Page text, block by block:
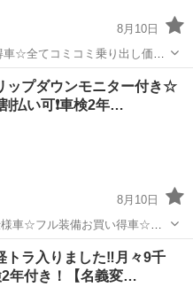
8月10日
☆全てコミコミ乗り出し価
】大人気☆日産 デイズルークス
ます☆ETC付き☆360度アラウ
ップダウンモニター付き☆
払い可❗️車検2年…
8月10日
車☆フル装備お買い得車☆分
ヴェルファイア 2.4Zプラチナ
☆走行中DVD見れます☆ステ
お買い得
ラ入りました‼️月々9千
2年付き！【名義変…